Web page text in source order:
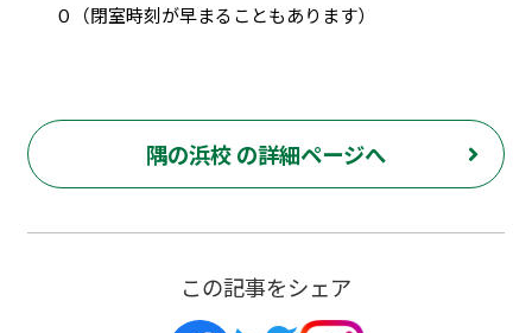
０（閉室時刻が早まることもあります）
隅の浜校 の詳細ページへ
この記事をシェア